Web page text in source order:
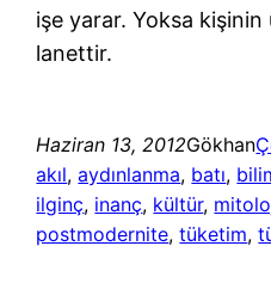
işe yarar. Yoksa kişinin
lanettir.
Haziran 13, 2012Gökhan
akıl, aydınlanma, batı,
ilginç, inanç, kültür,
postmodernite, tüketim,